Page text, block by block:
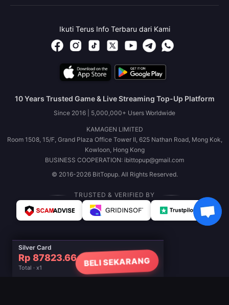
Silver Card
Rp 87823.66
Total · x1
BELI SEKARANG
Ikuti Terus Info Terbaru dari Kami
10 Years Trusted Game & Live Streaming Top-Up Platform
Since 2016 | 5,000,000+ Users Worldwide
KAMAGEN LIMITED
Room 1508, 15/F, Grand Plaza Office Tower II, 625 Nathan Road, Mong Kok,
Kowloon, Hong Kong
BUSINESS COOPERATION: ibittopup@gmail.com
© 2016-2026 BitTopup. All Rights Reserved.
TRUSTED & VERIFIED BY